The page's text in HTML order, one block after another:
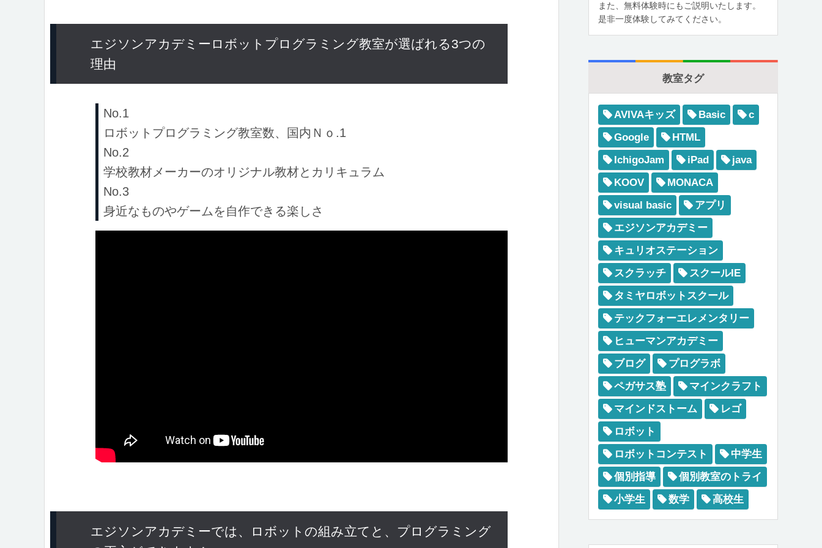
エジソンアカデミーロボットプログラミング教室が選ばれる3つの
理由
No.1
ロボットプログラミング教室数、国内Ｎｏ.1
No.2
学校教材メーカーのオリジナル教材とカリキュラム
No.3
身近なものやゲームを自作できる楽しさ
エジソンアカデミーでは、ロボットの組み立てと、プログラミング
また、無料体験時にもご説明いたします。
是非一度体験してみてください。
教室タグ
AVIVAキッズ Basic
c
Google
HTML
IchigoJam
iPad
java
KOOV
MONACA
visual basic
アプリ
エジソンアカデミー
キュリオステーション
スクラッチ
スクールIE
タミヤロボットスクール
テックフォーエレメンタリー
ヒューマンアカデミー
ブログ
プログラボ
ペガサス塾
マインクラフト
マインドストーム
レゴ
ロボット
ロボットコンテスト
中学生
個別指導
個別教室のトライ
小学生
数学 高校生